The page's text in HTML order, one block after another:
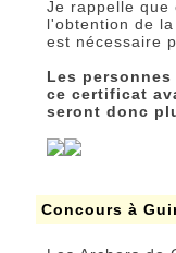
Je rappelle que
l'obtention de
est nécessaire
Les
ce certificat
seront donc
Concours à